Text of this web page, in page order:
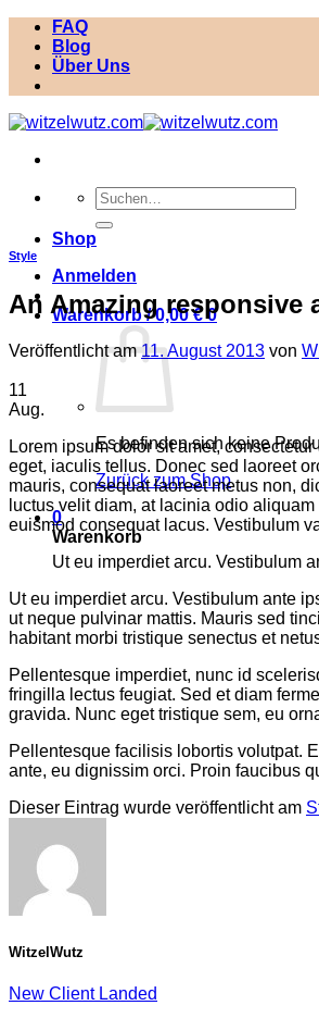
Zum
Inhalt
springen
FAQ
Blog
Über Uns
Suchen
nach:
Shop
Anmelden
Warenkorb /0,00€ 0
Es befinden sich keine
Zurück zum Shop
0
Warenkorb
Style
An Amazing responsive
Veröffentlicht am11. August 2013 von
11
Aug.
Lorem ipsum dolor sit amet,
eget, iaculis tellus. Donec sed laoreet
mauris, consequat laoreet metus non,
luctus velit diam, at lacinia odio
euismod consequat lacus. Vestibulum
Ut eu imperdiet arcu. Vestibulum
Ut eu imperdiet arcu. Vestibulum ante
ut neque pulvinar mattis. Mauris sed
habitant morbi tristique senectus et
Pellentesque imperdiet, nunc id
fringilla lectus feugiat. Sed et diam
gravida. Nunc eget tristique sem, eu
Pellentesque facilisis lobortis volutpat.
ante, eu dignissim orci. Proin faucibus
Dieser Eintrag wurde veröffentlicht am
WitzelWutz
New Client Landed